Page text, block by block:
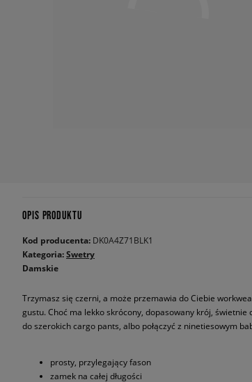
OPIS PRODUKTU
Kod producenta: DK0A4Z71BLK1
Kategoria:Swetry
Damskie
Trzymasz się czerni, a może przemawia do Ciebie
gustu. Choć ma lekko skrócony, dopasowany krój,
do szerokich cargo pants, albo połączyć z ninetiesowym
prosty, przylegający fason
zamek na całej długości